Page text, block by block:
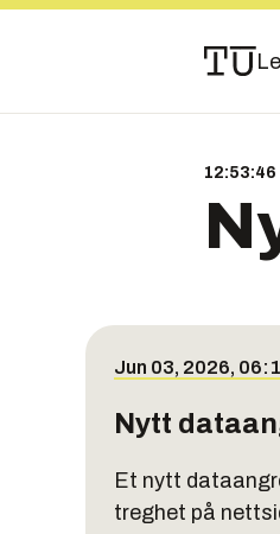
12:53:47
Jun 03, 2026,
Nytt
Et nytt
treghet på